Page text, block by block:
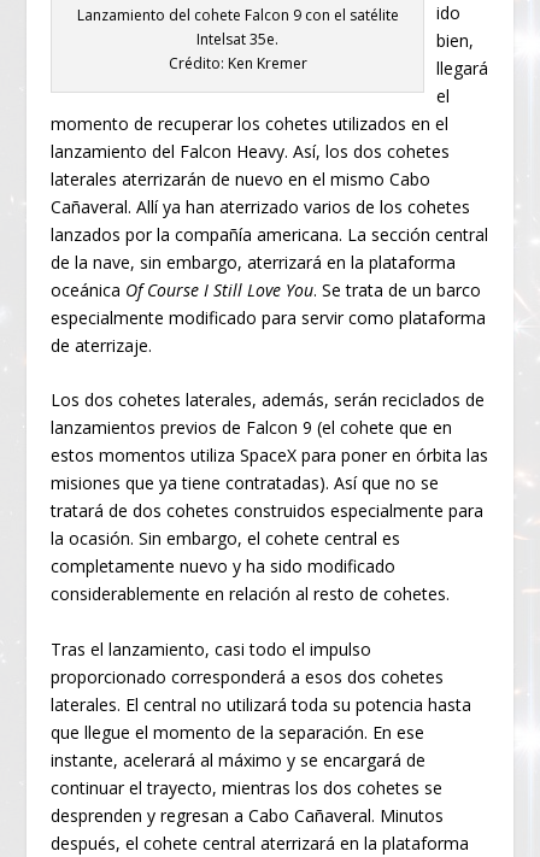
Lanzamiento del cohete Falcon 9 con el satélite
Intelsat 35e.
Crédito: Ken Kremer
ido
bien,
llegará
el
momento de recuperar los cohetes utilizados en el
lanzamiento del Falcon Heavy. Así, los dos cohetes
laterales aterrizarán de nuevo en el mismo Cabo
Cañaveral. Allí ya han aterrizado varios de los cohetes
lanzados por la compañía americana. La sección central
de la nave, sin embargo, aterrizará en la plataforma
oceánica Of Course I Still Love You. Se trata de un barco
especialmente modificado para servir como plataforma
de aterrizaje.
Los dos cohetes laterales, además, serán reciclados de
lanzamientos previos de Falcon 9 (el cohete que en
estos momentos utiliza SpaceX para poner en órbita las
misiones que ya tiene contratadas). Así que no se
tratará de dos cohetes construidos especialmente para
la ocasión. Sin embargo, el cohete central es
completamente nuevo y ha sido modificado
considerablemente en relación al resto de cohetes.
Tras el lanzamiento, casi todo el impulso
proporcionado corresponderá a esos dos cohetes
laterales. El central no utilizará toda su potencia hasta
que llegue el momento de la separación. En ese
instante, acelerará al máximo y se encargará de
continuar el trayecto, mientras los dos cohetes se
desprenden y regresan a Cabo Cañaveral. Minutos
después, el cohete central aterrizará en la plataforma